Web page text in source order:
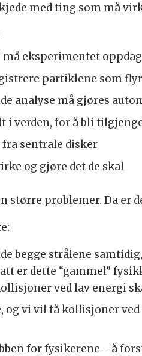
med ting som må
må eksperimentet
partiklene som
analyse må gjøres
i verden, for å bli
fra sentrale disker
og gjøre det de skal
større problemer. Da er
begge strålene
er dette “gammel”
ved lav energi
og vi vil få kollisjoner
for fysikerene - å